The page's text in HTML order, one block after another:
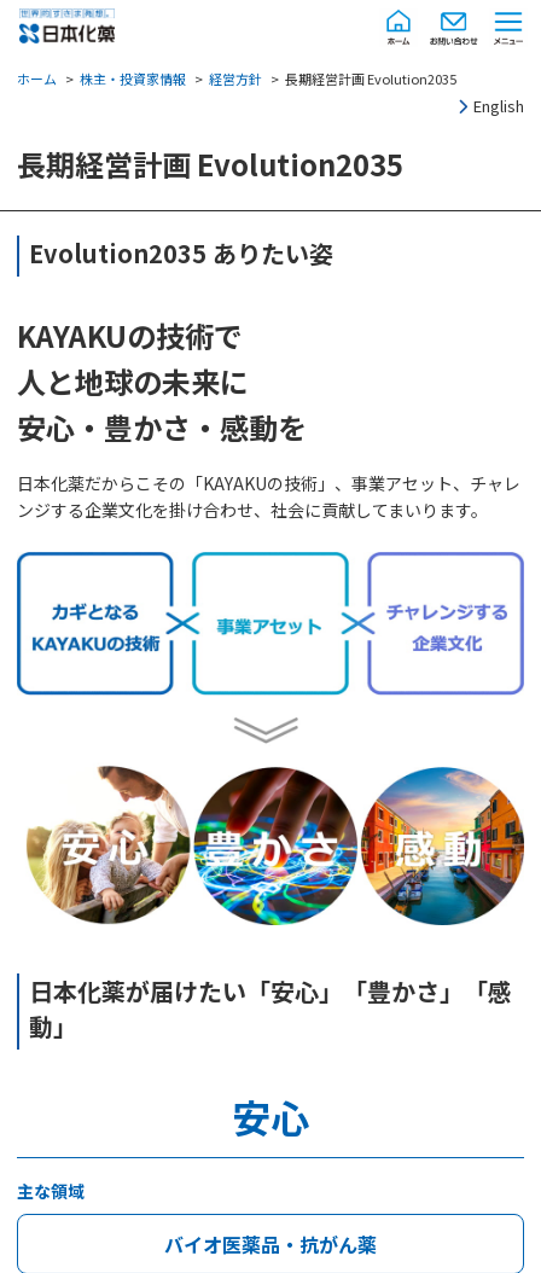
ホーム 株主・投資家情報 経営方針 長期経営計画 Evolution2035
English
長期経営計画 Evolution2035
Evolution2035 ありたい姿
KAYAKUの技術で
人と地球の未来に
安心・豊かさ・感動を
日本化薬だからこその「KAYAKUの技術」、事業アセット、チャレ
ンジする企業文化を掛け合わせ、社会に貢献してまいります。
日本化薬が届けたい「安心」「豊かさ」「感
動」
安心
主な領域
バイオ医薬品・抗がん薬